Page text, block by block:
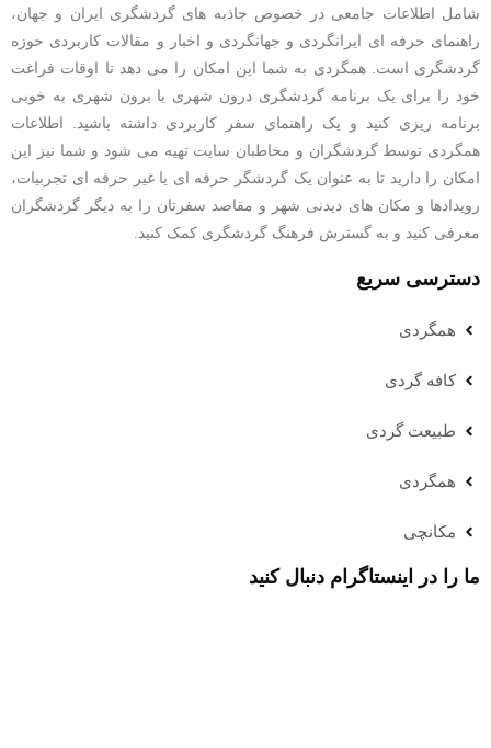
شامل اطلاعات جامعی در خصوص جاذبه های گردشگری ایران و جهان،
راهنمای حرفه ای ایرانگردی و جهانگردی و اخبار و مقالات کاربردی حوزه
گردشگری است. همگردی به شما این امکان را می دهد تا اوقات فراغت
خود را برای یک برنامه گردشگری درون شهری یا برون شهری به خوبی
برنامه ریزی کنید و یک راهنمای سفر کاربردی داشته باشید. اطلاعات
همگردی توسط گردشگران و مخاطبان سایت تهیه می شود و شما نیز این
امکان را دارید تا به عنوان یک گردشگر حرفه ای یا غیر حرفه ای تجربیات،
رویدادها و مکان های دیدنی شهر و مقاصد سفرتان را به دیگر گردشگران
معرفی کنید و به گسترش فرهنگ گردشگری کمک کنید.
دسترسی سریع
همگردی
کافه گردی
طبیعت گردی
همگردی
مکانچی
ما را در اینستاگرام دنبال کنید